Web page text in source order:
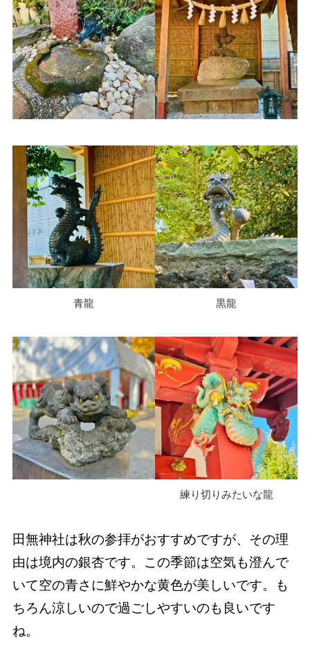
青龍 黒龍
練り切りみたいな龍
田無神社は秋の参拝がおすすめですが、その理
由は境内の銀杏です。この季節は空気も澄んで
いて空の青さに鮮やかな黄色が美しいです。も
ちろん涼しいので過ごしやすいのも良いです
ね。